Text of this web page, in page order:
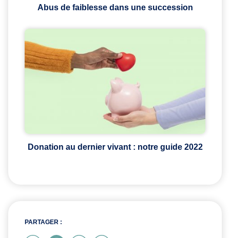
Abus de faiblesse dans une succession
Donation au dernier vivant : notre guide 2022
PARTAGER :